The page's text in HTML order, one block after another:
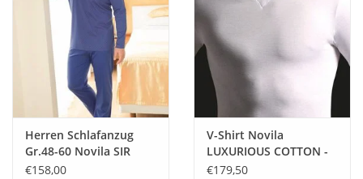
Herren Schlafanzug
Gr.48-60 Novila SIR
8090/61.105
€158,00
V-Shirt Novila
LUXURIOUS COTTON -
Herren V-Shirt Novila
€179,50